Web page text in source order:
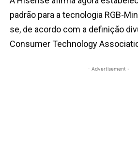
padrão para a tecnologia RGB-
se, de acordo com a definição
Consumer Technology
- Advertisement -